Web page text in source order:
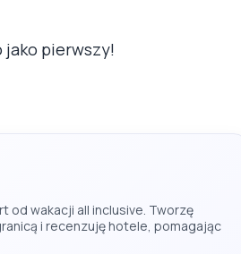
jako pierwszy!
od wakacji all inclusive. Tworzę
i recenzuję hotele, pomagając